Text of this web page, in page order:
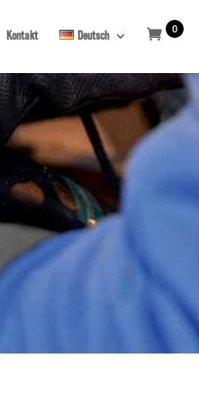
Kontakt Deutsch
0